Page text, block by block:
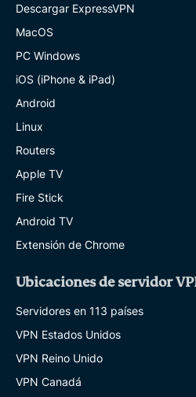
Descargar ExpressVPN
MacOS
PC Windows
iOS (iPhone & iPad)
Android
Linux
Routers
Apple TV
Fire Stick
Android TV
Extensión de Chrome
Ubicaciones de servidor
Servidores en 113 países
VPN Estados Unidos
VPN Reino Unido
VPN Canadá